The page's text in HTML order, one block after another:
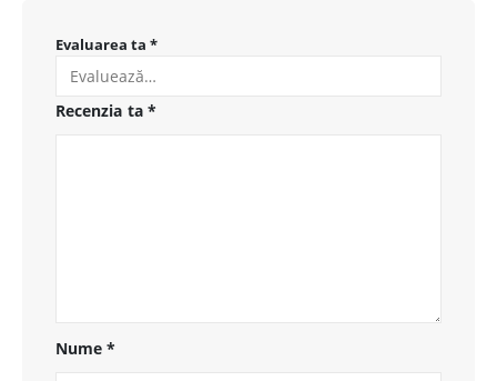
Evaluarea ta *
Recenzia ta *
Nume*